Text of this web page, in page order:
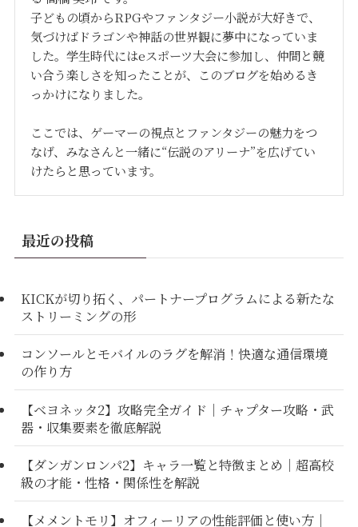
子どもの頃からRPGやファンタジー小説が大好きで、
気づけばドラゴンや神話の世界観に夢中になっていま
した。学生時代にはeスポーツ大会に参加し、仲間と競
い合う楽しさを知ったことが、このブログを始めるき
っかけになりました。
ここでは、ゲーマーの視点とファンタジーの魅力をつ
なげ、みなさんと一緒に“伝説のアリーナ”を広げてい
けたらと思っています。
最近の投稿
KICKが切り拓く、パートナープログラムによる新たな
ストリーミングの形
コンソールとモバイルのラグを解消！快適な通信環境
の作り方
【ベヨネッタ2】攻略完全ガイド｜チャプター攻略・武
器・収集要素を徹底解説
【ダンガンロンパ2】キャラ一覧と特徴まとめ｜超高校
級の才能・性格・関係性を解説
【メメントモリ】オフィーリアの性能評価と使い方｜